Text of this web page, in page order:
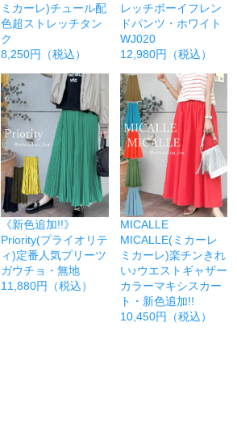
ミカーレ)チュール配
色超ストレッチタン
ク
8,250円（税込）
レッチボーイフレン
ドパンツ・ホワイト
WJ020
12,980円（税込）
《新色追加!!》
Priority(プライオリテ
ィ)定番人気プリーツ
ガウチョ・無地
11,880円（税込）
MICALLE
MICALLE(ミカーレ
ミカーレ)楽チンきれ
い♪ウエストギャザー
カラーマキシスカー
ト・新色追加!!
10,450円（税込）